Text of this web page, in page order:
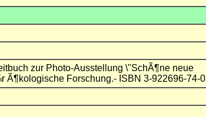
zur Photo-Ausstellung \"SchÃ¶ne neue
Ã¶kologische Forschung.- ISBN 3-922696-74-0